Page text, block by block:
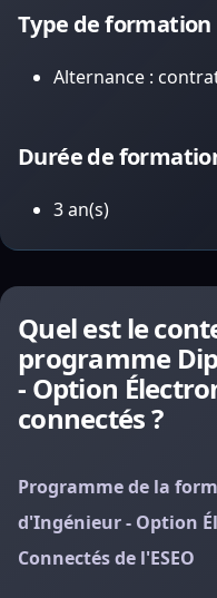
Type de formation
Alternance :
Durée de
3 an(s)
Quel est le
programme
- Option
connectés ?
Programme de la
d'Ingénieur - Option
Connectés de l'ESEO